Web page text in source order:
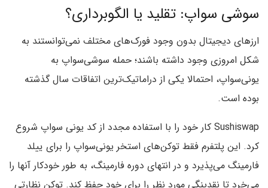
سوشی سواپ: تقلید یا الگوبرداری؟
ارزهای دیجیتال بدون وجود فورک‌های مختلف نمی‌توانستند به
شکل امروزی وجود داشته باشند؛ حمله سوشی‌سواپ به
یونی‌سواپ، احتمالا یکی از دراماتیک‌ترین اتفاقات سال گذشته
بوده است.
Sushiswap‌ کار خود را با استفاده مجدد از کد یونی سواپ شروع
کرد. این پلتفرم فقط توکن‌های استخر یونی‌سواپ را برای ییلد
فارمینگ می‌پذیرد و در انتهای دوره فارمینگ، به طور خودکار آنها را
می‌خرد تا نقدینگی مورد نظر را برای خود حفظ کند. توکن نظارتی